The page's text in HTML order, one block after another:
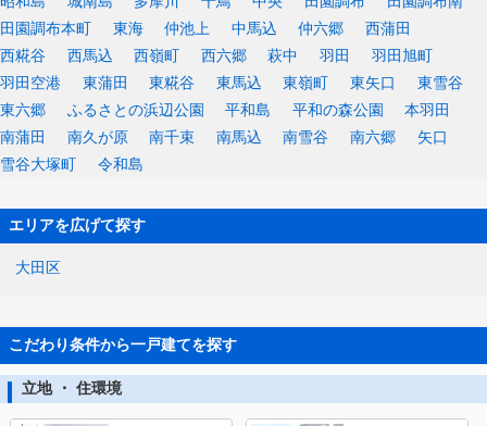
田園調布本町
東海 仲池上 中馬込 仲六郷
西蒲田
西糀谷
西馬込 西嶺町 西六郷 萩中 羽田
羽田旭町
羽田空港
東蒲田 東糀谷 東馬込 東嶺町 東矢口
東雪谷
東六郷
ふるさとの浜辺公園 平和島 平和の森公園
本羽田
南蒲田
南久が原 南千束 南馬込 南雪谷 南六郷
矢口
雪谷大塚町
令和島
エリアを広げて探す
大田区
こだわり条件から一戸建てを探す
立地 ・ 住環境